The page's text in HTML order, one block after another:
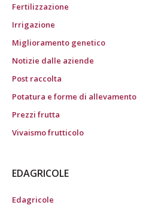
Fertilizzazione
Irrigazione
Miglioramento genetico
Notizie dalle aziende
Post raccolta
Potatura e forme di allevamento
Prezzi frutta
Vivaismo frutticolo
EDAGRICOLE
Edagricole